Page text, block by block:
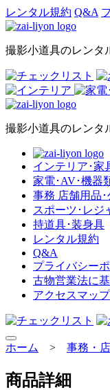
レンタル規約 Q&A
撮影小道具のレンタ
撮影小道具のレンタ
インテリア･家
家電･AV･機器
事務 店舗用品･
スポーツ･レジ
持道具･装身具
レンタル規約
Q&A
プライバシー
古物営業法に
アクセスマップ
ホーム > 事務・
商品詳細